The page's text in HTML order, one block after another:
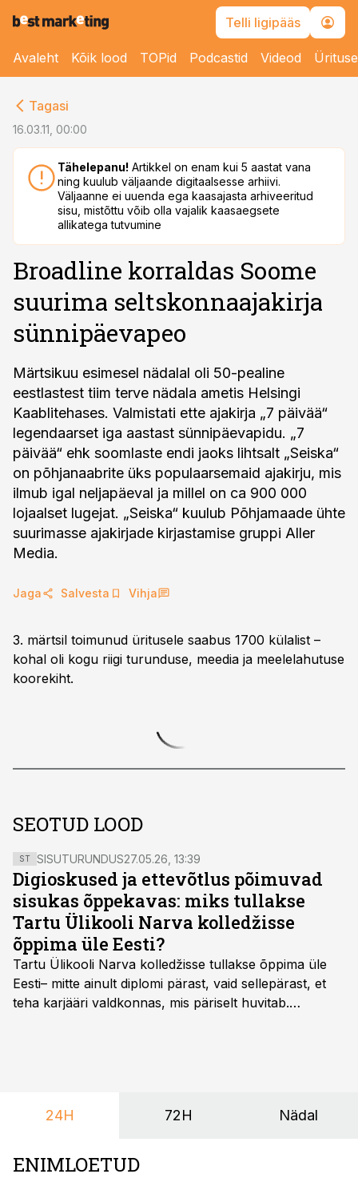
Telli ligipääs
Avaleht Kõik lood TOPid Podcastid Videod
Tagasi
16.03.11, 00:00
Tähelepanu! Artikkel on enam kui 5 aastat vana
ning kuulub väljaande digitaalsesse arhiivi.
Väljaanne ei uuenda ega kaasajasta arhiveeritud
sisu, mistõttu võib olla vajalik kaasaegsete
allikatega tutvumine
Broadline korraldas Soome
suurima seltskonnaajakirja
sünnipäevapeo
Märtsikuu esimesel nädalal oli 50-pealine
eestlastest tiim terve nädala ametis Helsingi
Kaablitehases. Valmistati ette ajakirja „7 päivää“
legendaarset iga aastast sünnipäevapidu. „7
päivää“ ehk soomlaste endi jaoks lihtsalt „Seiska“
on põhjanaabrite üks populaarsemaid ajakirju, mis
ilmub igal neljapäeval ja millel on ca 900 000
lojaalset lugejat. „Seiska“ kuulub Põhjamaade ühte
suurimasse ajakirjade kirjastamise gruppi Aller
Media.
Jaga Salvesta Vihja
3. märtsil toimunud üritusele saabus 1700 külalist –
kohal oli kogu riigi turunduse, meedia ja meelelahutuse
koorekiht.
SEOTUD LOOD
ST SISUTURUNDUS27.05.26, 13:39
Digioskused ja ettevõtlus põimuvad
sisukas õppekavas: miks tullakse
Tartu Ülikooli Narva kolledžisse
õppima üle Eesti?
Tartu Ülikooli Narva kolledžisse tullakse õppima üle
Eesti– mitte ainult diplomi pärast, vaid sellepärast, et
teha karjääri valdkonnas, mis päriselt huvitab.
24H 72H Nädal
ENIMLOETUD